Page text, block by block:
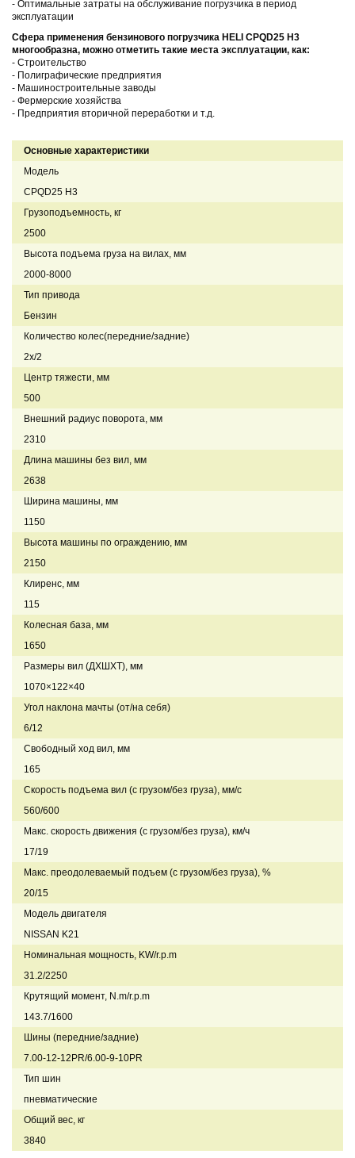
- Оптимальные затраты на обслуживание погрузчика в период
эксплуатации
Сфера применения бензинового погрузчика HELI CPQD25 H3
многообразна, можно отметить такие места эксплуатации, как:
- Строительство
- Полиграфические предприятия
- Машиностроительные заводы
- Фермерские хозяйства
- Предприятия вторичной переработки и т.д.
Основные характеристики
Модель
CPQD25 H3
Грузоподъемность, кг
2500
Высота подъема груза на вилах, мм
2000-8000
Тип привода
Бензин
Количество колес(передние/задние)
2x/2
Центр тяжести, мм
500
Внешний радиус поворота, мм
2310
Длина машины без вил, мм
2638
Ширина машины, мм
1150
Высота машины по ограждению, мм
2150
Клиренс, мм
115
Колесная база, мм
1650
Размеры вил (ДXШXТ), мм
1070×122×40
Угол наклона мачты (от/на себя)
6/12
Свободный ход вил, мм
165
Скорость подъема вил (с грузом/без груза), мм/с
560/600
Макс. скорость движения (с грузом/без груза), км/ч
17/19
Макс. преодолеваемый подъем (с грузом/без груза), %
20/15
Модель двигателя
NISSAN K21
Номинальная мощность, KW/r.p.m
31.2/2250
Крутящий момент, N.m/r.p.m
143.7/1600
Шины (передние/задние)
7.00-12-12PR/6.00-9-10PR
Тип шин
пневматические
Общий вес, кг
3840